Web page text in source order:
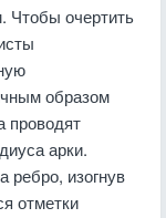
Чтобы очертить
образом
проводят
арки.
ребро, изогнув
отметки